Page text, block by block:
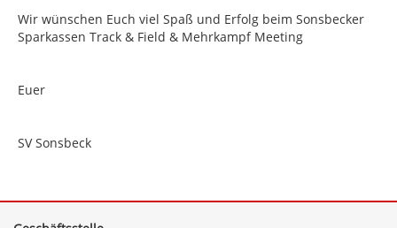
Wir wünschen Euch viel Spaß und Erfolg beim Sonsbecker
Sparkassen Track & Field & Mehrkampf Meeting
Euer
SV Sonsbeck